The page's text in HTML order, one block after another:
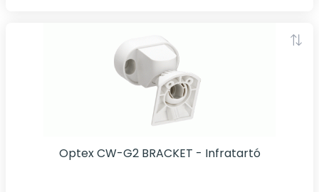
Optex CW-G2 BRACKET - Infratartó